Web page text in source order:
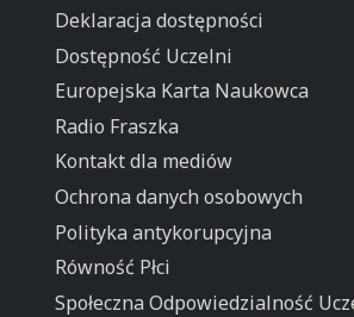
Deklaracja dostępności
Dostępność Uczelni
Europejska Karta Naukowca
Radio Fraszka
Kontakt dla mediów
Ochrona danych osobowych
Polityka antykorupcyjna
Równość Płci
Społeczna Odpowiedzialność